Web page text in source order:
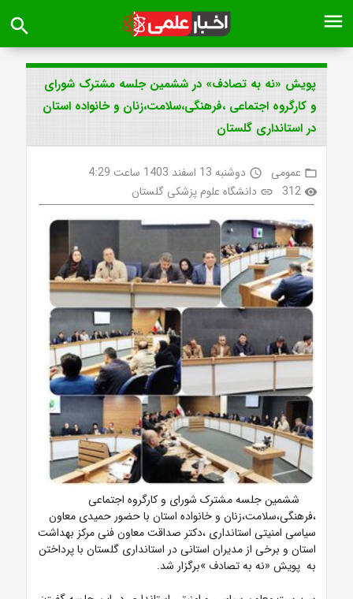
menu
search
پویش «نه به تصادف» در ششمین جلسه مشترک شورای
و کارگروه اجتماعی ،فرهنگی،سلامت،زنان و خانواده استان
در استانداری گلستان
folder_open عمومی access_time دوشنبه 13 اسفند 1403 ساعت 4:29
visibility
312
link دانشگاه علوم پزشکی گلستان
ششمین جلسه مشترک شورای و کارگروه اجتماعی
،فرهنگی،سلامت،زنان و خانواده استان با حضور حمیدی معاون
سیاسی امنیتی استانداری ،دکتر صداقت معاون فنی مرکز بهداشت
استان و برخی از مدیران استانی در استانداری گلستان با پرداختن
به پویش «نه به تصادف »برگزار شد.